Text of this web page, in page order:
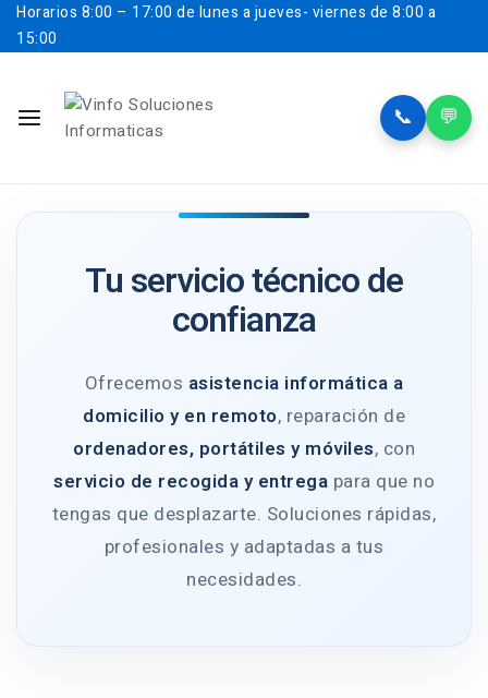
Horarios 8:00 – 17:00 de lunes a jueves- viernes de 8:00 a
15:00
📞 💬
Tu servicio técnico de
confianza
Ofrecemos asistencia informática a
domicilio y en remoto, reparación de
ordenadores, portátiles y móviles, con
servicio de recogida y entrega para que no
tengas que desplazarte. Soluciones rápidas,
profesionales y adaptadas a tus
necesidades.